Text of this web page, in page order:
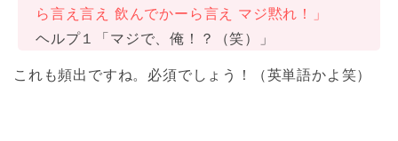
ら言え言え 飲んでかーら言え マジ黙れ！」
ヘルプ１「マジで、俺！？（笑）」
これも頻出ですね。必須でしょう！（英単語かよ笑）